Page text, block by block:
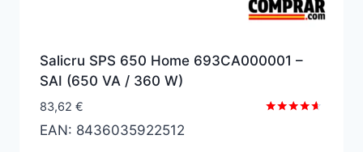
Salicru SPS 650 Home 693CA000001 –
SAI (650 VA / 360 W)
83,62 €
EAN: 8436035922512